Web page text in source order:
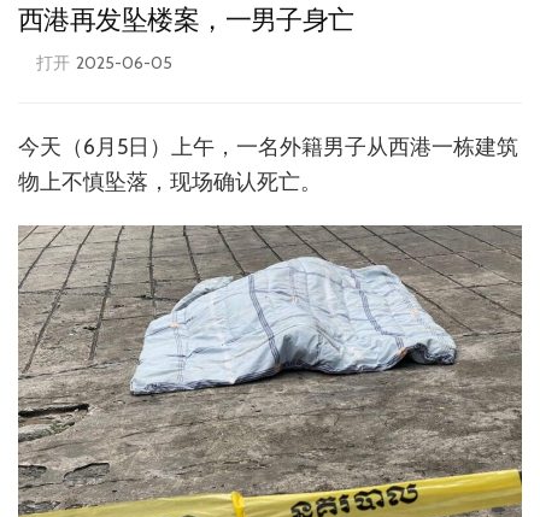
西港再发坠楼案，一男子身亡
打开 2025-06-05
今天（6月5日）上午，一名外籍男子从西港一栋建筑
物上不慎坠落，现场确认死亡。